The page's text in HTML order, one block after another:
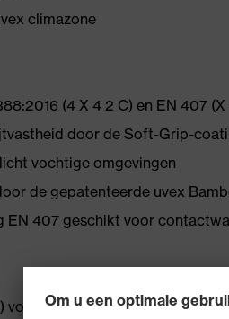
climazone
(4 X 4 2 C) en EN 407 (X
door de Soft-Grip-
vochtige omgevingen
de gepatenteerde uvex
EN 407 geschikt voor
voor werkzaamheden in het